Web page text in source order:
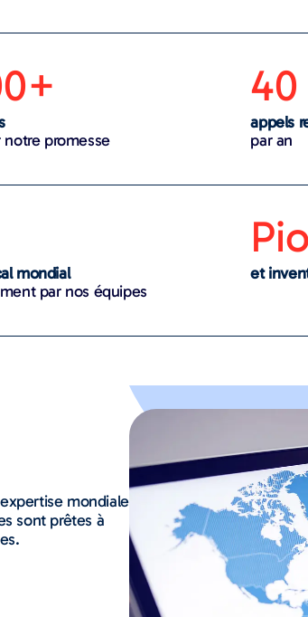
promesse
appels
par an
mondial
par nos équipes
et
mondiale
sont prêtes à